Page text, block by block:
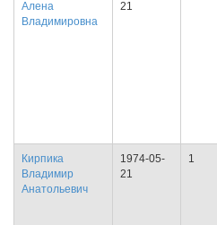
Алена
Владимировна
21
Кирпика
Владимир
Анатольевич
1974-05-
21
1